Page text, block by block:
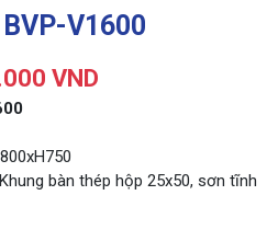
V1600
VND
bàn thép hộp 25x50, sơn tĩnh